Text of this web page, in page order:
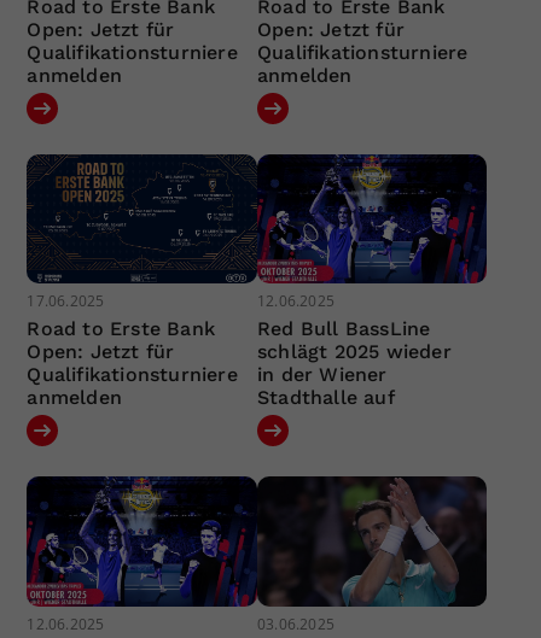
Road to Erste Bank
Open: Jetzt für
Qualifikationsturniere
anmelden
Road to Erste Bank
Open: Jetzt für
Qualifikationsturniere
anmelden
17.06.2025
Road to Erste Bank
Open: Jetzt für
Qualifikationsturniere
anmelden
12.06.2025
Red Bull BassLine
schlägt 2025 wieder
in der Wiener
Stadthalle auf
12.06.2025 03.06.2025